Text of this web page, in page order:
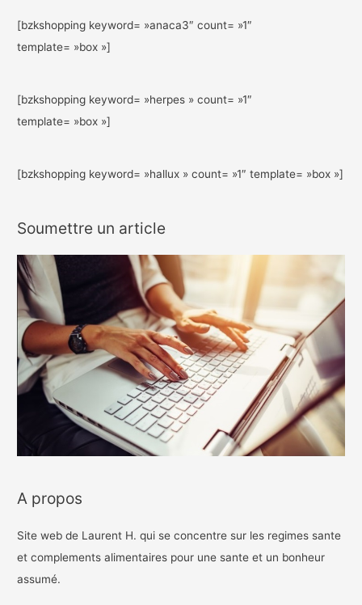
[bzkshopping keyword= »anaca3″ count= »1″
template= »box »]
[bzkshopping keyword= »herpes » count= »1″
template= »box »]
[bzkshopping keyword= »hallux » count= »1″ template= »box »]
Soumettre un article
A propos
Site web de Laurent H. qui se concentre sur les regimes sante
et complements alimentaires pour une sante et un bonheur
assumé.